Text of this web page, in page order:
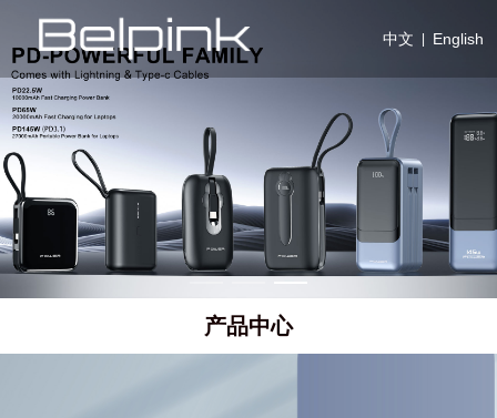
中文 | English
产品中心